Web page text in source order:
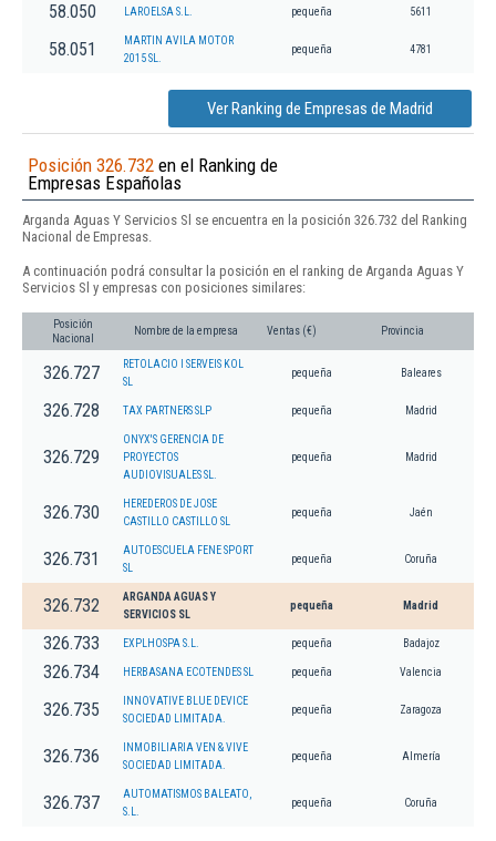
58.050 LAROELSA S.L. pequeña 5611
58.051
MARTIN AVILA MOTOR
2015 SL.
pequeña 4781
Ver Ranking de Empresas de Madrid
Posición 326.732 en el Ranking de
Empresas Españolas
Arganda Aguas Y Servicios Sl se encuentra en la posición 326.732 del Ranking
Nacional de Empresas.
A continuación podrá consultar la posición en el ranking de Arganda Aguas Y
Servicios Sl y empresas con posiciones similares:
Posición
Nacional
Nombre de la empresa Ventas (€) Provincia
326.727
RETOLACIO I SERVEIS KOL
SL
pequeña Baleares
326.728 TAX PARTNERS SLP pequeña Madrid
326.729
ONYX'S GERENCIA DE
PROYECTOS
AUDIOVISUALES SL.
pequeña Madrid
326.730
HEREDEROS DE JOSE
CASTILLO CASTILLO SL
pequeña Jaén
326.731
AUTOESCUELA FENE SPORT
SL
pequeña Coruña
326.732
ARGANDA AGUAS Y
SERVICIOS SL
pequeña Madrid
326.733 EXPLHOSPA S.L. pequeña Badajoz
326.734 HERBASANA ECOTENDES SL pequeña Valencia
326.735
INNOVATIVE BLUE DEVICE
SOCIEDAD LIMITADA.
pequeña Zaragoza
326.736
INMOBILIARIA VEN & VIVE
SOCIEDAD LIMITADA.
pequeña Almería
326.737
AUTOMATISMOS BALEATO,
S.L.
pequeña Coruña